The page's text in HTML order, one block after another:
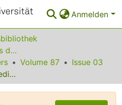
Anmelden
Sonstige Volltexte aus dem Bibliotheksangebot
Volume 87
Issue 03
Orthorhombic Intermediate State in the Zinc Blende to Rocksalt Transformation Path of SiC at High Pressure